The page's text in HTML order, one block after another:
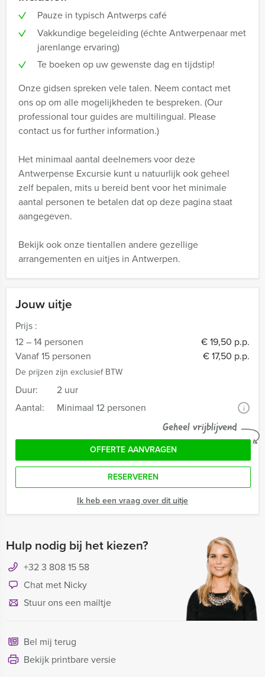
Jouw uitje
Prijs :
12 – 14 personen
€ 19,50 p.p.
Vanaf 15 personen
€ 17,50 p.p.
De prijzen zijn exclusief BTW
Duur:
2 uur
Aantal:
Minimaal 12 personen i
Geheel vrijblijvend
OFFERTE AANVRAGEN
RESERVEREN
Ik heb een vraag over dit uitje
Hulp nodig bij het kiezen?
+32 3 808 15 58
Chat met Nicky
Stuur ons een mailtje
Bel mij terug
Bekijk printbare versie
Pauze in typisch Antwerps café
Vakkundige begeleiding (échte Antwerpenaar met
jarenlange ervaring)
Te boeken op uw gewenste dag en tijdstip!
Onze gidsen spreken vele talen. Neem contact met
ons op om alle mogelijkheden te bespreken. (Our
professional tour guides are multilingual. Please
contact us for further information.)
Het minimaal aantal deelnemers voor deze
Antwerpense Excursie kunt u natuurlijk ook geheel
zelf bepalen, mits u bereid bent voor het minimale
aantal personen te betalen dat op deze pagina staat
aangegeven.
Bekijk ook onze tientallen andere gezellige
arrangementen en uitjes in Antwerpen.